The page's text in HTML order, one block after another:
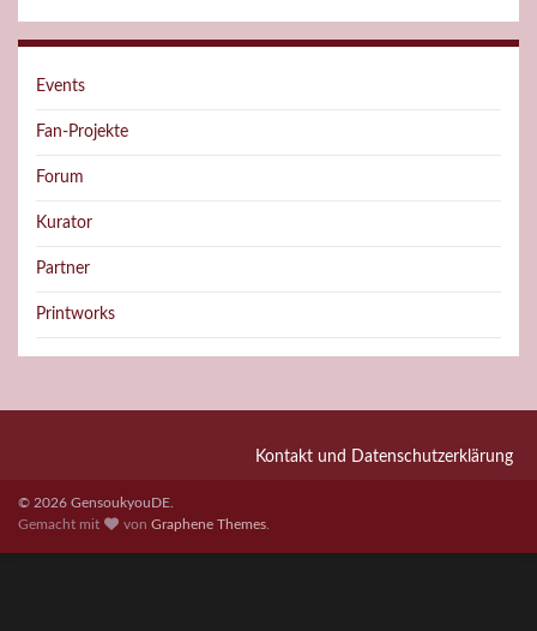
Events
Fan-Projekte
Forum
Kurator
Partner
Printworks
Kontakt und Datenschutzerklärung
© 2026 GensoukyouDE.
Gemacht mit
vonGraphene Themes